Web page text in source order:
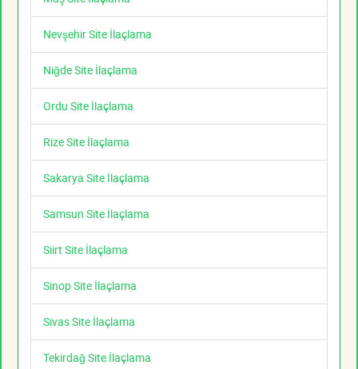
Nevşehir Site İlaçlama
Niğde Site İlaçlama
Ordu Site İlaçlama
Rize Site İlaçlama
Sakarya Site İlaçlama
Samsun Site İlaçlama
Siirt Site İlaçlama
Sinop Site İlaçlama
Sivas Site İlaçlama
Tekirdağ Site İlaçlama